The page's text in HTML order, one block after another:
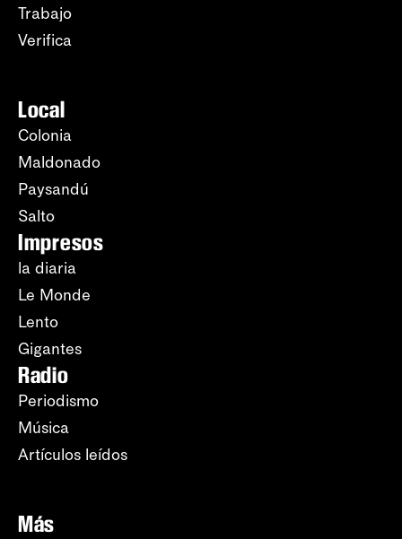
Trabajo
Verifica
Local
Colonia
Maldonado
Paysandú
Salto
Impresos
la diaria
Le Monde
Lento
Gigantes
Radio
Periodismo
Música
Artículos leídos
Más